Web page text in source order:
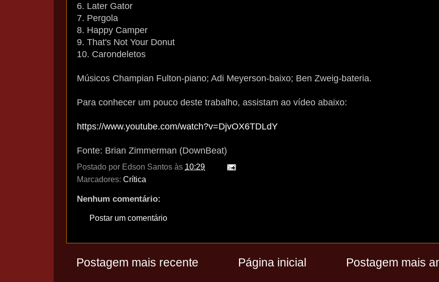
6. Later Gator
7. Pergola
8. Happy Camper
9. That's Not Your Donut
10. Carondeletos
Músicos Champian Fulton-piano; Adi Meyerson-baixo; Ben Zweig-bateria.
Para conhecer um pouco deste trabalho, assistam ao vídeo abaixo:
https://www.youtube.com/watch?v=DjvOX6TDLdY
Fonte: Brian Zimmerman (DownBeat)
Postado por Edson Santos às 10:29
Marcadores: Crítica
Nenhum comentário:
Postar um comentário
Postagem mais recente Postagem mais
Página inicial